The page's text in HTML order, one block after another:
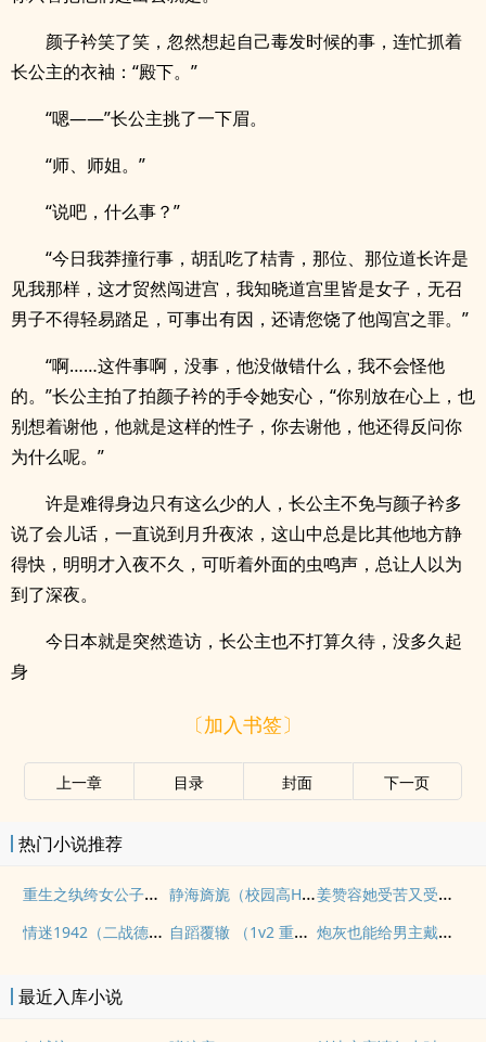
颜子衿笑了笑，忽然想起自己毒发时候的事，连忙抓着
长公主的衣袖：“殿下。”
“嗯——”长公主挑了一下眉。
“师、师姐。”
“说吧，什么事？”
“今日我莽撞行事，胡乱吃了桔青，那位、那位道长许是
见我那样，这才贸然闯进宫，我知晓道宫里皆是女子，无召
男子不得轻易踏足，可事出有因，还请您饶了他闯宫之罪。”
“啊……这件事啊，没事，他没做错什么，我不会怪他
的。”长公主拍了拍颜子衿的手令她安心，“你别放在心上，也
别想着谢他，他就是这样的性子，你去谢他，他还得反问你
为什么呢。”
许是难得身边只有这么少的人，长公主不免与颜子衿多
说了会儿话，一直说到月升夜浓，这山中总是比其他地方静
得快，明明才入夜不久，可听着外面的虫鸣声，总让人以为
到了深夜。
今日本就是突然造访，长公主也不打算久待，没多久起
身
〔加入书签〕
上一章 目录 封面 下一页
热门小说推荐
重生之纨绔女公子（NPH） 静海旖旎（校园高H）
姜赞容她受苦又受难（NPH）
情迷1942（二战德国）
自蹈覆辙 （1v2 重生） 炮灰也能给男主戴绿帽吗(NP)
最近入库小说